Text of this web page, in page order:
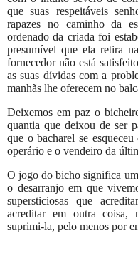
que suas respeitáveis
rapazes no caminho da
ordenado da criada foi
presumível que ela retira
fornecedor não está
as suas dívidas com a
manhãs lhe oferecem no
Deixemos em paz o
quantia que deixou de ser
que o bacharel se
operário e o vendeiro da
O jogo do bicho significa
o desarranjo em que
supersticiosas que
acreditar em outra coisa,
suprimi-la, pelo menos por